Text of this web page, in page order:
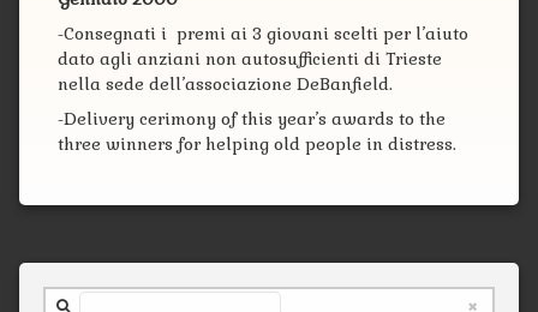
-Consegnati i premi ai 3 giovani scelti per l’aiuto
dato agli anziani non autosufficienti di Trieste
nella sede dell’associazione DeBanfield.
-Delivery cerimony of this year’s awards to the
three winners for helping old people in distress.